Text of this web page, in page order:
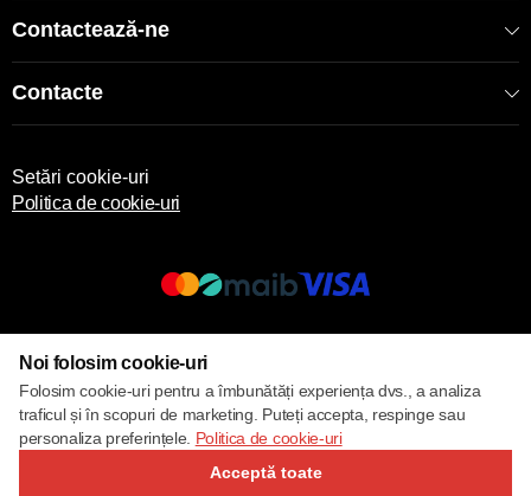
Contactează-ne
Contacte
Setări cookie-uri
Politica de cookie-uri
Noi folosim cookie-uri
Folosim cookie-uri pentru a îmbunătăți experiența dvs., a analiza
traficul și în scopuri de marketing. Puteți accepta, respinge sau
personaliza preferințele. Politica de cookie-uri
Acceptă toate